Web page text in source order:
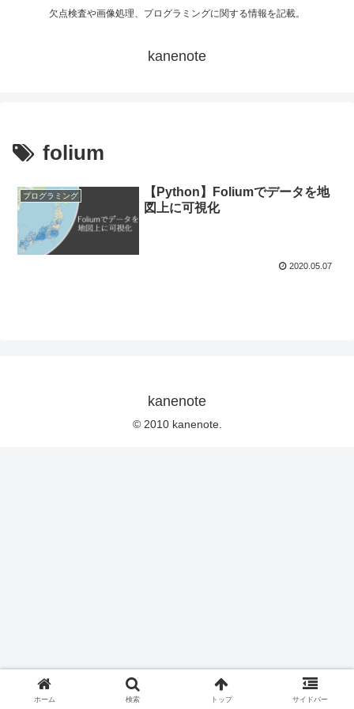
欠点検査や画像処理、プログラミングに関する情報を記載。
kanenote
folium
プログラミング
【Python】Foliumでデータを地
図上に可視化
2020.05.07
kanenote
© 2010 kanenote.
ホーム 検索 トップ サイドバー